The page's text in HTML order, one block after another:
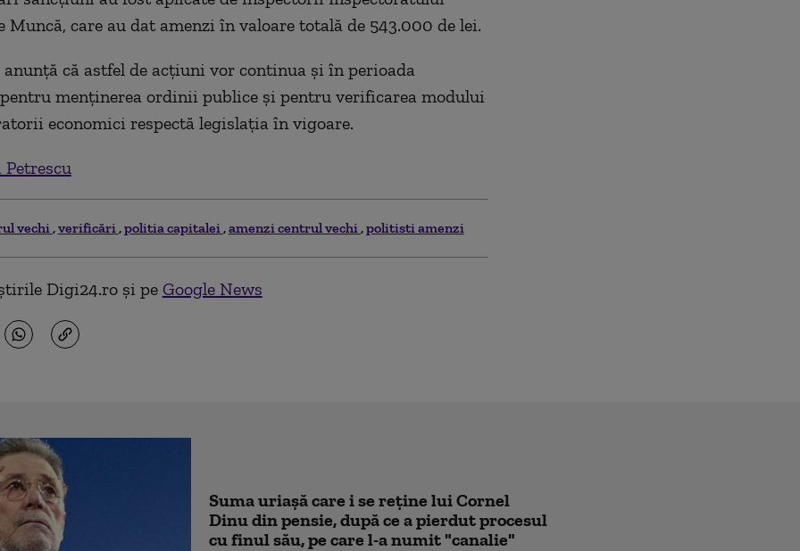
Muncă, care au dat amenzi în valoare totală de 543.000 de lei.
că astfel de acțiuni vor continua și în perioada
menținerea ordinii publice și pentru verificarea modului
economici respectă legislația în vigoare.
Petrescu
vechi verificări politia capitalei amenzi centrul vechi politisti amenzi
Digi24.ro și pe Google News
Suma uriașă care i se reține lui Cornel
Dinu din pensie, după ce a pierdut procesul
cu finul său, pe care l-a numit "canalie"